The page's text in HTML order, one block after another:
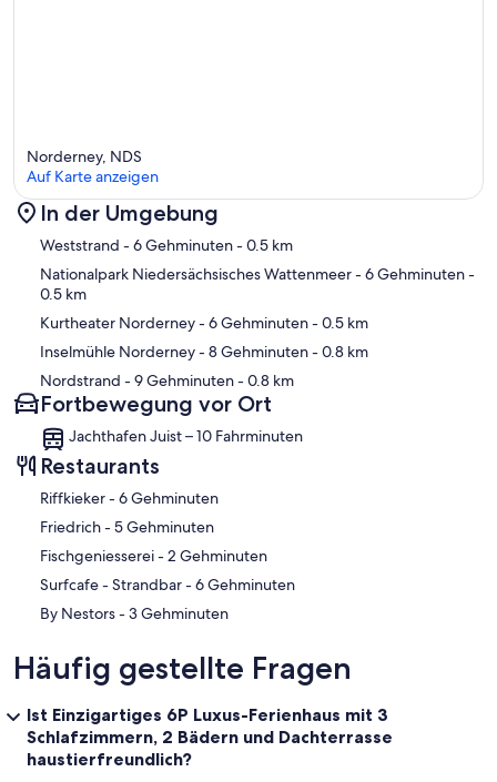
Karte
Norderney, NDS
Auf Karte anzeigen
In der Umgebung
Weststrand - 6 Gehminuten- 0.5 km
Nationalpark Niedersächsisches Wattenmeer- 6 Gehminuten-
0.5 km
Kurtheater Norderney- 6 Gehminuten- 0.5 km
Inselmühle Norderney- 8 Gehminuten- 0.8 km
Nordstrand - 9 Gehminuten- 0.8 km
Fortbewegung vor Ort
Jachthafen Juist – 10 Fahrminuten
Restaurants
‪Riffkieker - ‬6 Gehminuten
‪Friedrich - ‬5 Gehminuten
‪Fischgeniesserei - ‬2 Gehminuten
‪Surfcafe - Strandbar - ‬6 Gehminuten
‪By Nestors - ‬3 Gehminuten
Häufig gestellte Fragen
Ist Einzigartiges 6P Luxus-Ferienhaus mit 3
Schlafzimmern, 2 Bädern und Dachterrasse
haustierfreundlich?